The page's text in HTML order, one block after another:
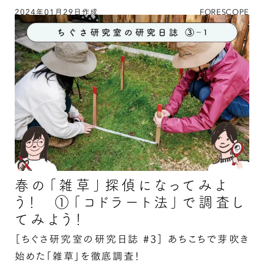
2024年01月29日作成 FORESCOPE
まだ見ぬ生きものを求めて！土の中を観察してみ
る ④顕微鏡で観察してみるの続きを読む
春の「雑草」探偵になってみよ
う！ ①「コドラート法」で調査し
てみよう！
［ちぐさ研究室の研究日誌 #3］ あちこちで芽吹き
始めた「雑草」を徹底調査！